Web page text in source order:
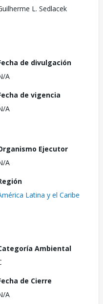
L. Sedlacek
de divulgación
A
de vigencia
A
Ejecutor
A
Latina y el Caribe
Ambiental
de Cierre
A